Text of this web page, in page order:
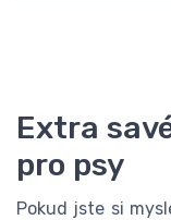
Extra
pro psy
Pokud jste si